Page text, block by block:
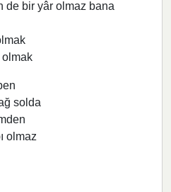
de bir yâr olmaz bana
olmak
solda
olmaz